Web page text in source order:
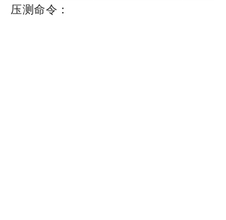
压测命令：